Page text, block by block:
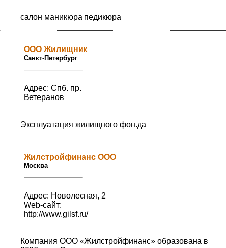
салон маникюра педикюра
ООО Жилищник
Санкт-Петербург
Адрес: Спб. пр.
Ветеранов
Эксплуатация жилищного фон.да
Жилстройфинанс ООО
Москва
Адрес: Новолесная, 2
Web-сайт:
http://www.gilsf.ru/
Компания ООО «Жилстройфинанс» образована в